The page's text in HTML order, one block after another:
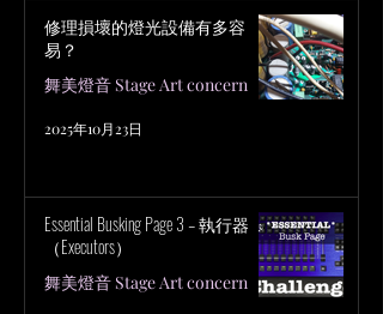
修理損壞的燈光設備有多容
易？
舞美燈音 Stage Art concern
2025年10月23日
Essential Busking Page 3 – 執行器
（Executors）
舞美燈音 Stage Art concern